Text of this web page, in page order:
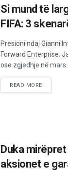
Si mund të
FIFA: 3
Presioni ndaj Gianni
Forward Enterprise.
ose zgjedhje në mars.
READ MORE
Duka
aksionet e